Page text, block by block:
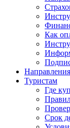
Как
Направления
Туристам
Где
Срок